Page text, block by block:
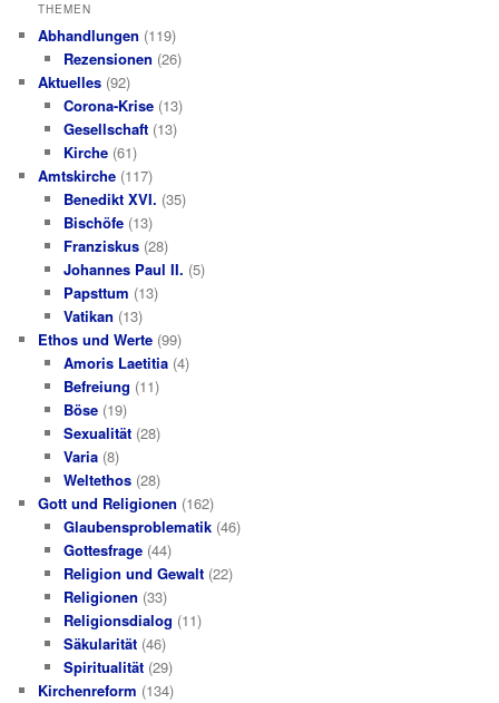
THEMEN
Abhandlungen (119)
Rezensionen (26)
Aktuelles (92)
Corona-Krise(13)
Gesellschaft(13)
Kirche(61)
Amtskirche (117)
Benedikt XVI. (35)
Bischöfe(13)
Franziskus(28)
Johannes Paul II. (5)
Papsttum (13)
Vatikan (13)
Ethos und Werte (99)
Amoris Laetitia(4)
Befreiung (11)
Böse(19)
Sexualität(28)
Varia(8)
Weltethos(28)
Gott und Religionen (162)
Glaubensproblematik(46)
Gottesfrage(44)
Religion und Gewalt(22)
Religionen (33)
Religionsdialog (11)
Säkularität(46)
Spiritualität(29)
Kirchenreform (134)